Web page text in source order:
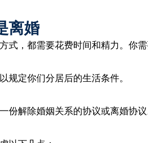
离婚
式，都需要花费时间和精力。你
规定你们分居后的生活条件。
份解除婚姻关系的协议或离婚协议